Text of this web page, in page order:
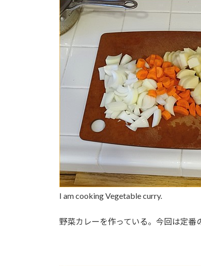
新
日
:
I am cooking Vegetable curry.
野菜カレーを作っている。今回は定番